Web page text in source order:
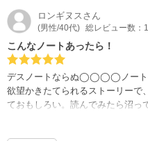
ロンギヌス さん
(男性/40代) 総レビュー数：
こんなノートあったら！
デスノートならぬ◯◯◯◯ノート
欲望かきたてられるストーリーで
ておもしろい。読んでみたら沼っ